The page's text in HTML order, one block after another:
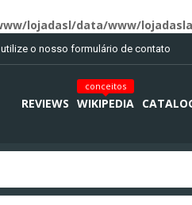
lojadasl/data/www/
o nosso formulário de contato
REVIEWS WIKIPEDIA
conceitos